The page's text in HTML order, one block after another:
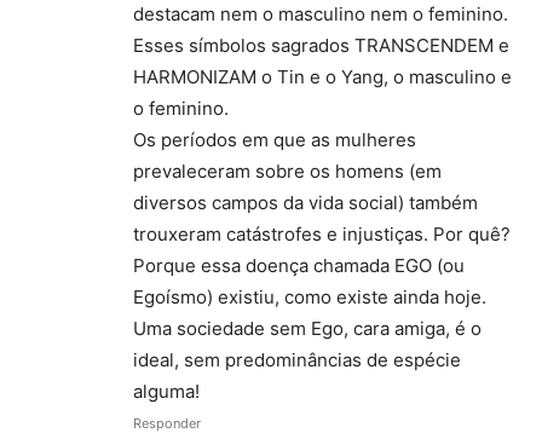
destacam nem o masculino nem o feminino.
Esses símbolos sagrados TRANSCENDEM e
HARMONIZAM o Tin e o Yang, o masculino e
o feminino.
Os períodos em que as mulheres
prevaleceram sobre os homens (em
diversos campos da vida social) também
trouxeram catástrofes e injustiças. Por quê?
Porque essa doença chamada EGO (ou
Egoísmo) existiu, como existe ainda hoje.
Uma sociedade sem Ego, cara amiga, é o
ideal, sem predominâncias de espécie
alguma!
Responder